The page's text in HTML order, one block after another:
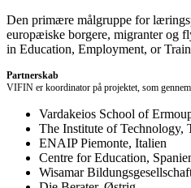
Den primære målgruppe for
europæiske borgere, migranter og
in Education, Employment, or
Partnerskab
VIFIN er koordinator på projektet, som
Vardakeios School of
The Institute of Technology,
ENAIP Piemonte, Italien
Centre for Education,
Wisamar